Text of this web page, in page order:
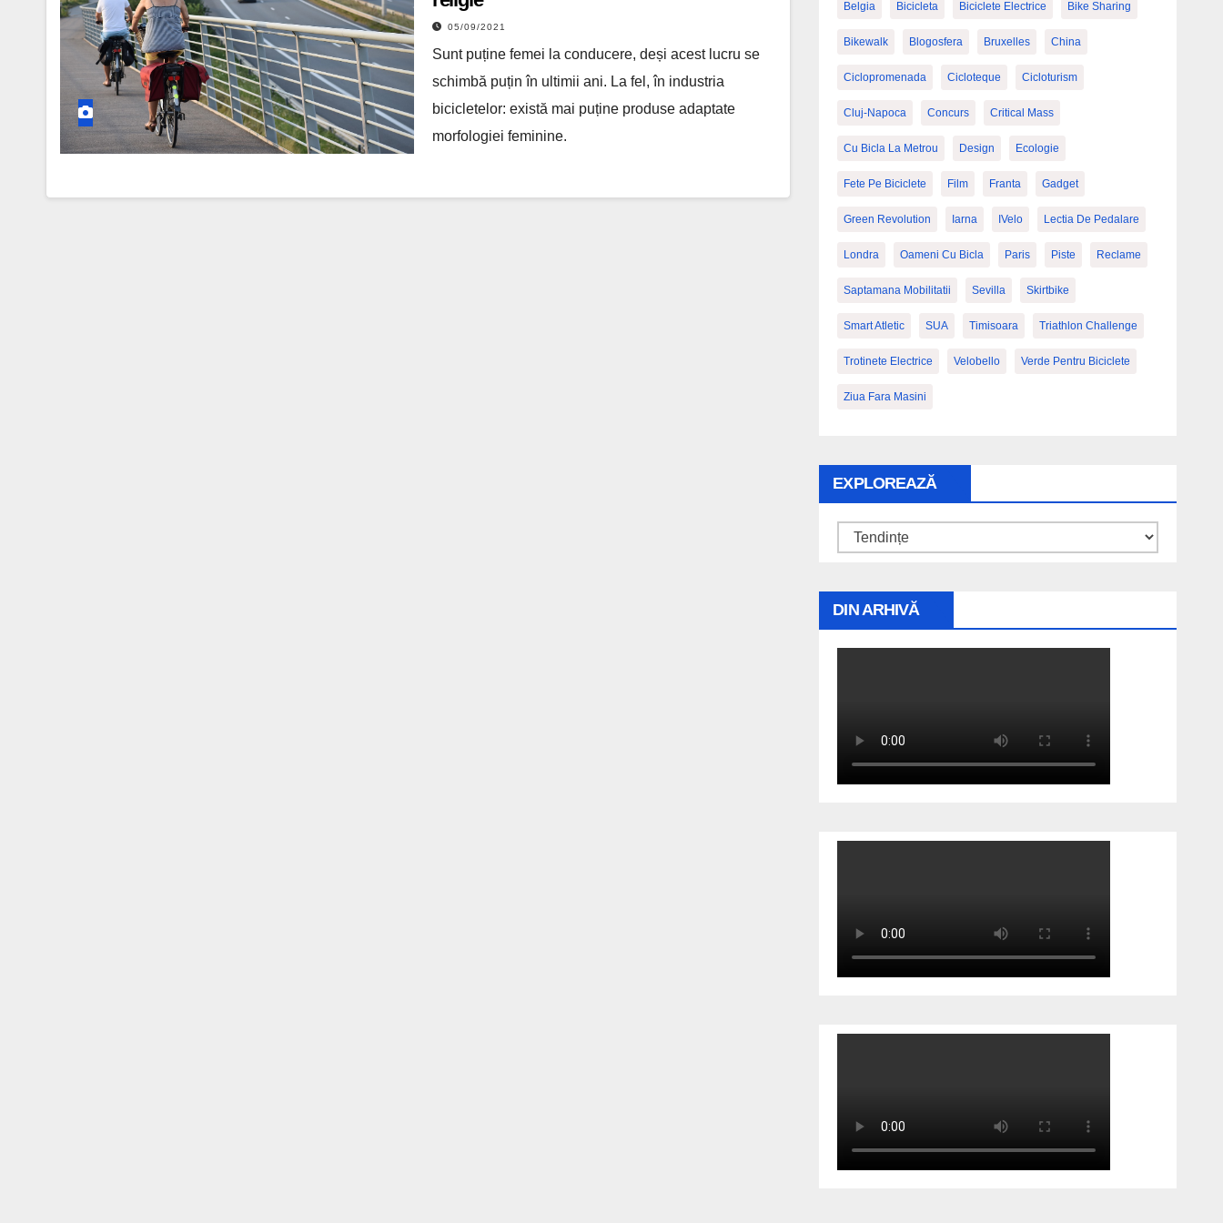
05/09/2021
Sunt puține femei la conducere, deși acest lucru se
schimbă puțin în ultimii ani. La fel, în industria
bicicletelor: există mai puține produse adaptate
morfologiei feminine.
Belgia Bicicleta Biciclete Electrice Bike Sharing
Bikewalk Blogosfera Bruxelles China
Ciclopromenada Cicloteque Cicloturism
Cluj-Napoca Concurs Critical Mass
Cu Bicla La Metrou Design Ecologie
Fete Pe Biciclete Film Franta Gadget
Green Revolution Iarna IVelo Lectia De Pedalare
Londra Oameni Cu Bicla Paris Piste Reclame
Saptamana Mobilitatii Sevilla Skirtbike
Smart Atletic SUA Timisoara Triathlon Challenge
Trotinete Electrice Velobello Verde Pentru Biciclete
Ziua Fara Masini
EXPLOREAZĂ
Explorează
DIN ARHIVĂ